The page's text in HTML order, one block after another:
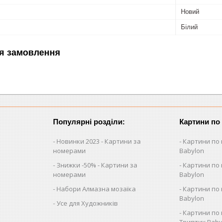
Новий
Білий
замовлення
Популярні розділи:
Новинки 2023 - Картини за
номерами
Знижки -50% - Картини за
номерами
Набори Алмазна мозаїка
Усе для Художників
Картини
Картини по
Babylon
Картини по
Babylon
Картини по
Babylon
Картини по